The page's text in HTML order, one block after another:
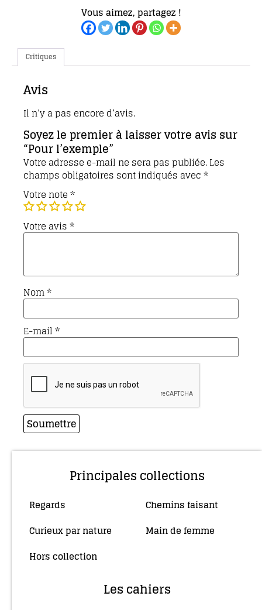
Vous aimez, partagez !
Critiques
Avis
Il n’y a pas encore d’avis.
Soyez le premier à laisser votre avis sur
“Pour l’exemple”
Votre adresse e-mail ne sera pas publiée.Les
champs obligatoires sont indiqués avec*
Votre note*
Votre avis*
Nom*
E-mail*
Principales collections
Regards Chemins faisant
Curieux par nature Main de femme
Hors collection
Les cahiers